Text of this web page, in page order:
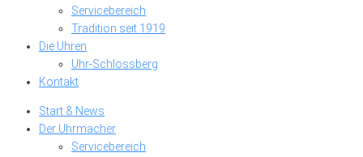
Servicebereich
Tradition seit 1919
Die Uhren
Uhr-Schlossberg
Kontakt
Start & News
Der Uhrmacher
Servicebereich